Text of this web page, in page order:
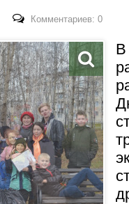
Комментариев: 0
В